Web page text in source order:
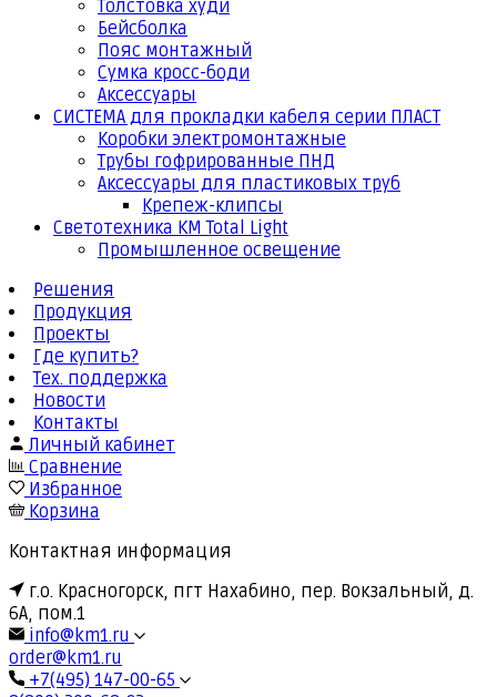
Толстовка худи
Бейсболка
Пояс монтажный
Сумка кросс-боди
Аксессуары
СИСТЕМА для прокладки кабеля серии ПЛАСТ
Коробки электромонтажные
Трубы гофрированные ПНД
Аксессуары для пластиковых труб
Крепеж-клипсы
Светотехника КМ Total Light
Промышленное освещение
Решения
Продукция
Проекты
Где купить?
Тех. поддержка
Новости
Контакты
Личный кабинет
Сравнение
Избранное
Корзина
Контактная информация
г.о. Красногорск, пгт Нахабино, пер. Вокзальный, д.
6А, пом.1
info@km1.ru
order@km1.ru
+7(495) 147-00-65